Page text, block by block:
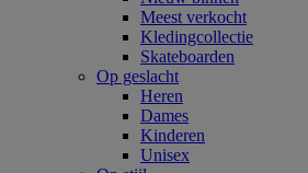
Meest verkocht
Kledingcollectie
Skateboarden
Op geslacht
Heren
Dames
Kinderen
Unisex